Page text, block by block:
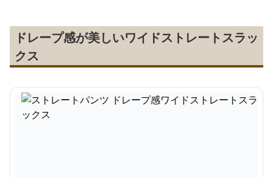
ドレープ感が美しいワイドストレートスラッ
クス